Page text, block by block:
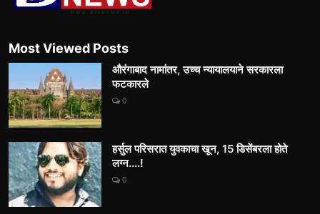
Most Viewed Posts
औरंगाबाद नामांतर, उच्च न्यायालयाने सरकारला
फटकारले
0
हर्सुल परिसरात युवकाचा खून, 15 डिसेंबरला होते
लग्न....!
0